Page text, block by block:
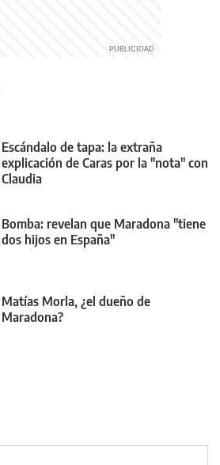
Escándalo de tapa: la extraña
explicación de Caras por la "nota" con
Claudia
Bomba: revelan que Maradona "tiene
dos hijos en España"
Matías Morla, ¿el dueño de
Maradona?